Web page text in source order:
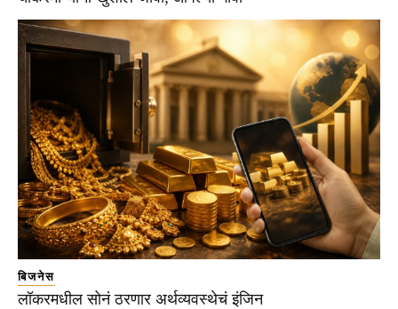
बिजनेस
लॉकरमधील सोनं ठरणार अर्थव्यवस्थेचं इंजिन